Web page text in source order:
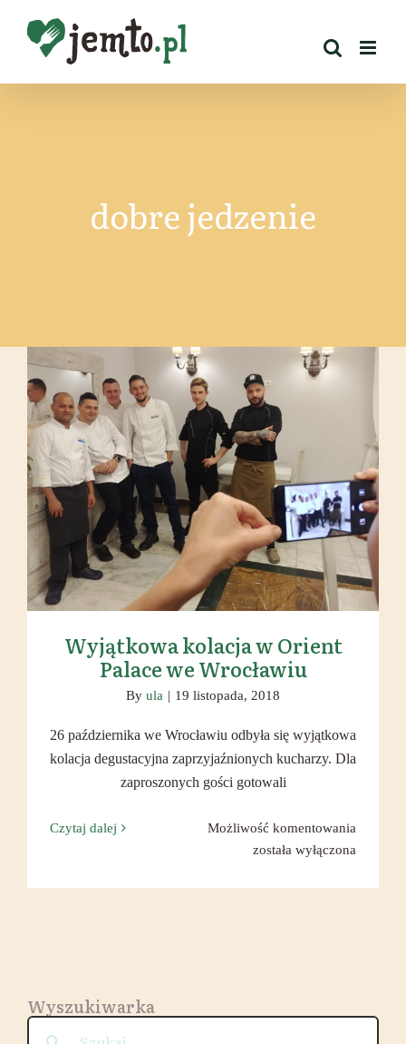
zawartości
dobre jedzenie
Wyjątkowa kolacja w Orient Palace
we Wrocławiu
Wyjątkowa kolacja w Orient
Palace we Wrocławiu
By ula | 19 listopada, 2018
26 października we Wrocławiu odbyła się wyjątkowa
kolacja degustacyjna zaprzyjaźnionych kucharzy. Dla
zaproszonych gości gotowali
Czytaj dalej Możliwość komentowania
Orient
została wyłączona
Wyszukiwarka